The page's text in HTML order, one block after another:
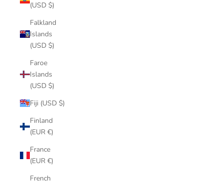
(USD $)
Falkland
Islands
(USD $)
Faroe
Islands
(USD $)
Fiji (USD $)
Finland
(EUR €)
France
(EUR €)
French